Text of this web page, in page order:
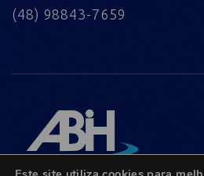
(48) 98843-7659